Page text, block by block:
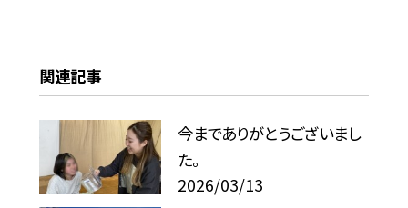
関連記事
今までありがとうございまし
た。
2026/03/13